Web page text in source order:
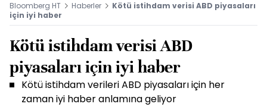
Bloomberg HT Haberler
Kötü istihdam verisi ABD piyasaları
için iyi haber
Kötü istihdam verisi ABD
piyasaları için iyi haber
Kötü istihdam verileri ABD piyasaları için her
zaman iyi haber anlamına geliyor